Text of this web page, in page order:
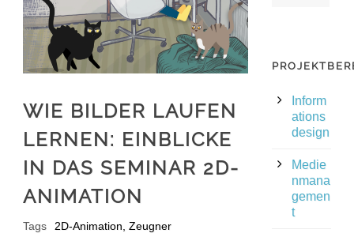
WIE BILDER LAUFEN
LERNEN: EINBLICKE
IN DAS SEMINAR 2D-
ANIMATION
Tags 2D-Animation, Zeugner
Inform
ations
design
Medie
nmana
gemen
t